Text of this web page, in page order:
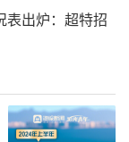
表出炉：超特招